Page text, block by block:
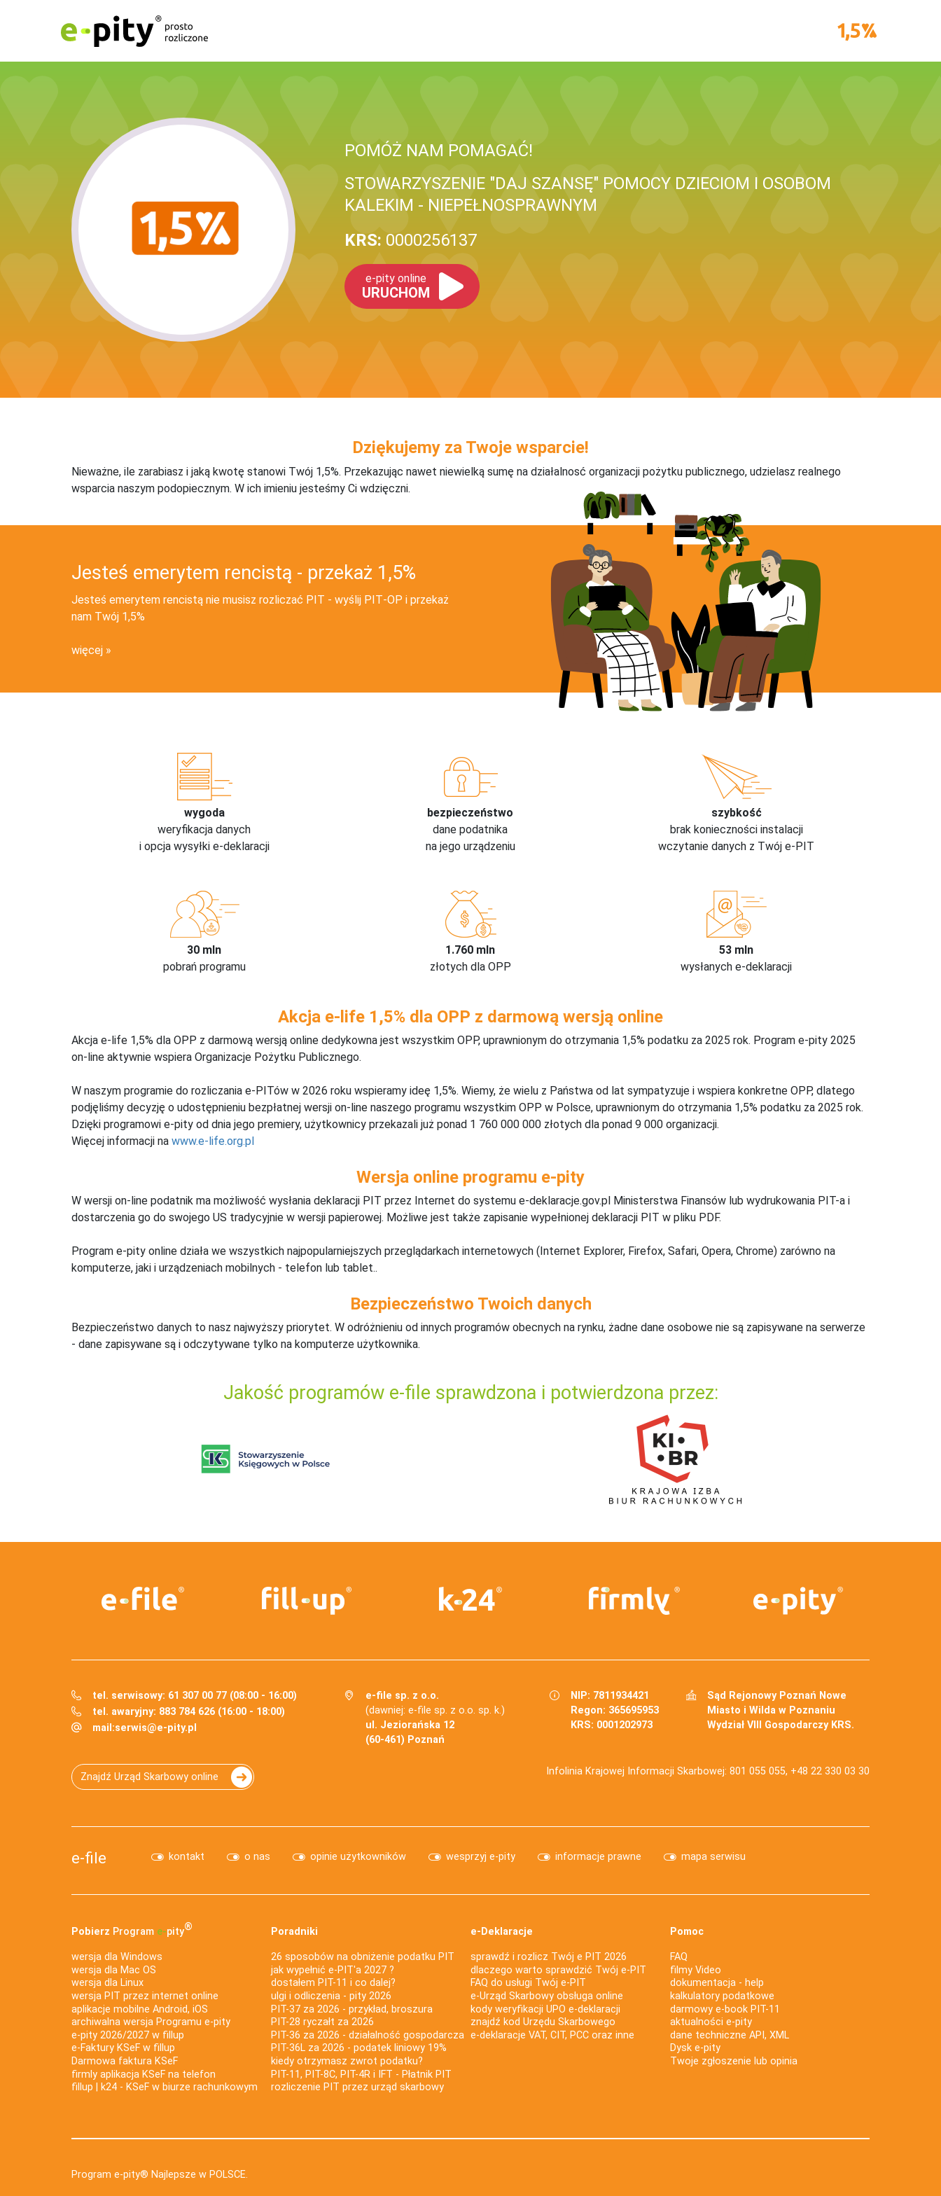
POMÓŻ NAM POMAGAĆ!
STOWARZYSZENIE "DAJ SZANSĘ" POMOCY DZIECIOM I OSOBOM
KALEKIM - NIEPEŁNOSPRAWNYM
KRS: 0000256137
e-pity online
URUCHOM
Dziękujemy za Twoje wsparcie!
Nieważne, ile zarabiasz i jaką kwotę stanowi Twój 1,5%. Przekazując nawet niewielką sumę na działalnosć organizacji pożytku publicznego, udzielasz realnego
wsparcia naszym podopiecznym. W ich imieniu jesteśmy Ci wdzięczni.
Jesteś emerytem rencistą - przekaż 1,5%
Jesteś emerytem rencistą nie musisz rozliczać PIT - wyślij PIT‑OP i przekaż
nam Twój 1,5%
więcej
wygoda
weryfikacja danych
i opcja wysyłki e-deklaracji
bezpieczeństwo
dane podatnika
na jego urządzeniu
szybkość
brak konieczności instalacji
wczytanie danych z Twój e-PIT
30 mln
pobrań programu
1.760 mln
złotych dla OPP
53 mln
wysłanych e-deklaracji
Akcja e-life 1,5% dla OPP z darmową wersją online
Akcja e-life 1,5% dla OPP z darmową wersją online dedykowna jest wszystkim OPP, uprawnionym do otrzymania 1,5% podatku za 2025 rok. Program e-pity 2025
on-line aktywnie wspiera Organizacje Pożytku Publicznego.
W naszym programie do rozliczania e-PITów w 2026 roku wspieramy ideę 1,5%. Wiemy, że wielu z Państwa od lat sympatyzuje i wspiera konkretne OPP, dlatego
podjęliśmy decyzję o udostępnieniu bezpłatnej wersji on-line naszego programu wszystkim OPP w Polsce, uprawnionym do otrzymania 1,5% podatku za 2025 rok.
Dzięki programowi e-pity od dnia jego premiery, użytkownicy przekazali już ponad 1 760 000 000 złotych dla ponad 9 000 organizacji.
Więcej informacji na www.e-life.org.pl
Wersja online programu e-pity
W wersji on-line podatnik ma możliwość wysłania deklaracji PIT przez Internet do systemu e-deklaracje.gov.pl Ministerstwa Finansów lub wydrukowania PIT-a i
dostarczenia go do swojego US tradycyjnie w wersji papierowej. Możliwe jest także zapisanie wypełnionej deklaracji PIT w pliku PDF.
Program e-pity online działa we wszystkich najpopularniejszych przeglądarkach internetowych (Internet Explorer, Firefox, Safari, Opera, Chrome) zarówno na
komputerze, jaki i urządzeniach mobilnych - telefon lub tablet..
Bezpieczeństwo Twoich danych
Bezpieczeństwo danych to nasz najwyższy priorytet. W odróżnieniu od innych programów obecnych na rynku, żadne dane osobowe nie są zapisywane na serwerze
- dane zapisywane są i odczytywane tylko na komputerze użytkownika.
Jakość programów e-file sprawdzona i potwierdzona przez:
tel. serwisowy: 61 307 00 77 (08:00 - 16:00)
tel. awaryjny: 883 784 626 (16:00 - 18:00)
mail:serwis@e-pity.pl
e-file sp. z o.o.
(dawniej: e-file sp. z o.o. sp. k.)
ul. Jeziorańska 12
(60-461) Poznań
NIP: 7811934421
Regon: 365695953
KRS: 0001202973
Sąd Rejonowy Poznań Nowe
Miasto i Wilda w Poznaniu
Wydział VIII Gospodarczy KRS.
Znajdź Urząd Skarbowy online Infolinia Krajowej Informacji Skarbowej: 801 055 055, +48 22 330 03 30
e-file kontakt o nas opinie użytkowników wesprzyj e-pity informacje prawne mapa serwisu
Pobierz Program e‑pity®
wersja dla Windows
wersja dla Mac OS
wersja dla Linux
wersja PIT przez internet online
aplikacje mobilne Android, iOS
archiwalna wersja Programu e-pity
e-pity 2026/2027 w fillup
e‑Faktury KSeF w fillup
Darmowa faktura KSeF
firmly aplikacja KSeF na telefon
fillup | k24 - KSeF w biurze rachunkowym
Poradniki
26 sposobów na obniżenie podatku PIT
jak wypełnić e-PIT'a 2027 ?
dostałem PIT-11 i co dalej?
ulgi i odliczenia - pity 2026
PIT-37 za 2026 - przykład, broszura
PIT-28 ryczałt za 2026
PIT-36 za 2026 - działalność gospodarcza
PIT-36L za 2026 - podatek liniowy 19%
kiedy otrzymasz zwrot podatku?
PIT-11, PIT-8C, PIT-4R i IFT - Płatnik PIT
rozliczenie PIT przez urząd skarbowy
e-Deklaracje
sprawdź i rozlicz Twój e PIT 2026
dlaczego warto sprawdzić Twój e-PIT
FAQ do usługi Twój e-PIT
e-Urząd Skarbowy obsługa online
kody weryfikacji UPO e-deklaracji
znajdź kod Urzędu Skarbowego
e-deklaracje VAT, CIT, PCC oraz inne
Pomoc
FAQ
filmy Video
dokumentacja - help
kalkulatory podatkowe
darmowy e-book PIT-11
aktualności e-pity
dane techniczne API, XML
Dysk e-pity
Twoje zgłoszenie lub opinia
Program e-pity® Najlepsze w POLSCE.